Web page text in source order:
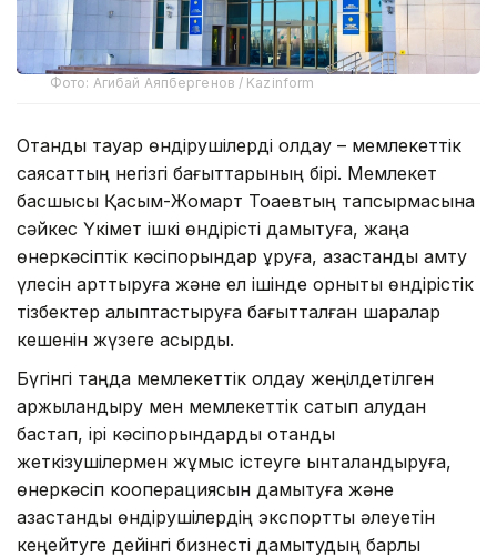
Фото: Агибай Аяпбергенов / Kazinform
Отандық тауар өндірушілерді қолдау – мемлекеттік
саясаттың негізгі бағыттарының бірі. Мемлекет
басшысы Қасым-Жомарт Тоқаевтың тапсырмасына
сәйкес Үкімет ішкі өндірісті дамытуға, жаңа
өнеркәсіптік кәсіпорындар құруға, қазақстандық қамту
үлесін арттыруға және ел ішінде орнықты өндірістік
тізбектер қалыптастыруға бағытталған шаралар
кешенін жүзеге асырды.
Бүгінгі таңда мемлекеттік қолдау жеңілдетілген
қаржыландыру мен мемлекеттік сатып алудан
бастап, ірі кәсіпорындарды отандық
жеткізушілермен жұмыс істеуге ынталандыруға,
өнеркәсіп кооперациясын дамытуға және
қазақстандық өндірушілердің экспорттық әлеуетін
кеңейтуге дейінгі бизнесті дамытудың барлық